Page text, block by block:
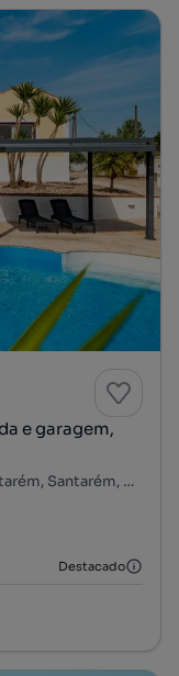
e garagem,
Achete, Azoia de Baixo e Póvoa de Santarém, Santarém, Santarém
Destacado